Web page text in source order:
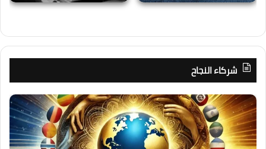
شركاء النجاح